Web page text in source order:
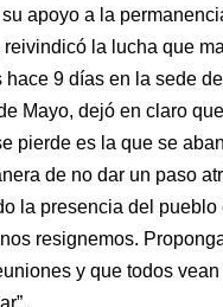
apoyo a la
reivindicó la lucha que
hace 9 días en la sede
Mayo, dejó en claro
pierde es la que se
de no dar un paso
la presencia del pueblo
resignemos.
y que todos